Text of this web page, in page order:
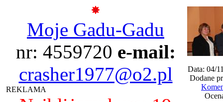
Moje Gadu-Gadu
nr: 4559720 e-mail:
crasher1977@o2.pl
REKLAMA
Data: 04/
Dodane